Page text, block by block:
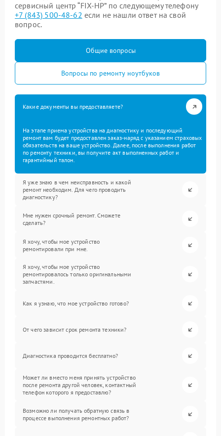
сервисный центр “FIX-HP” по следующему телефону
+7 (843) 500-48-62 если не нашли ответ на свой
вопрос.
Общие вопросы
Вопросы по ремонту ноутбуков
Какие документы вы предоставляете?
На этапе приема устройства на диагностику и последующий
ремонт вам будет предоставлен заказ-наряд с указанием страховых
обязательств на ваше устройство. Далее, после выполнения работ
по ремонту техники, вы получите акт выполненных работ и
гарантийный талон.
Я уже знаю в чем неисправность и какой
ремонт необходим. Для чего проводить
диагностику?
Мне нужен срочный ремонт. Сможете
сделать?
Я хочу, чтобы мое устройство
ремонтировали при мне.
Я хочу, чтобы мое устройство
ремонтировалось только оригинальными
запчастями.
Как я узнаю, что мое устройство готово?
От чего зависит срок ремонта техники?
Диагностика проводится бесплатно?
Может ли вместо меня принять устройство
после ремонта другой человек, контактный
телефон которого я предоставлю?
Возможно ли получать обратную связь в
процессе выполнения ремонтных работ?